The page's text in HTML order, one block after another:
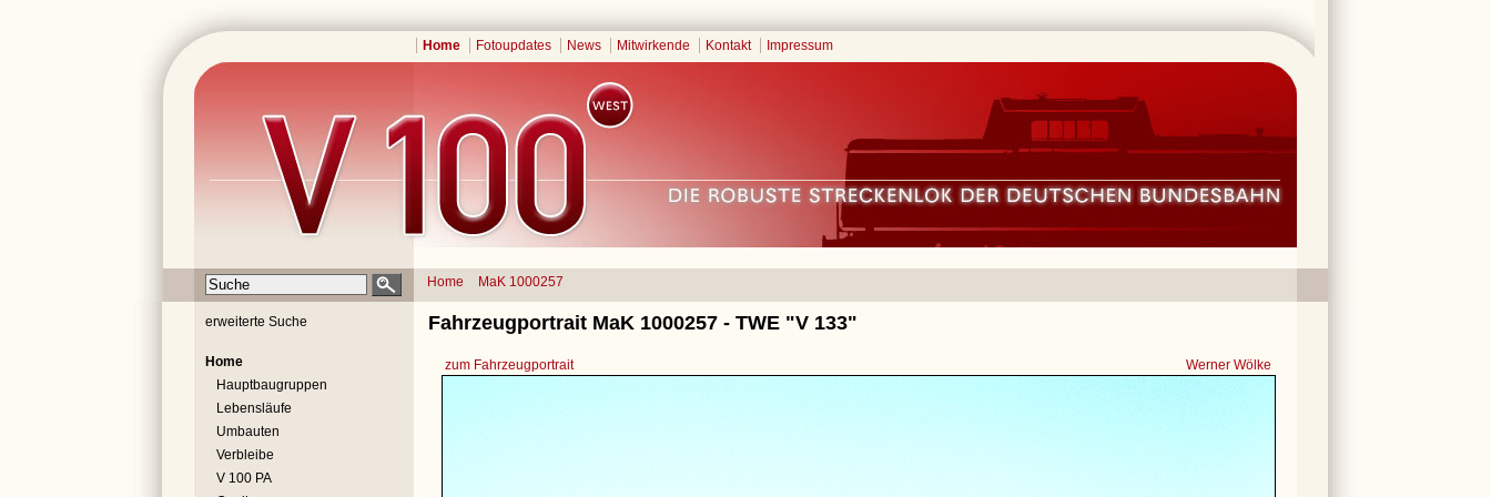
Home Fotoupdates News Mitwirkende Kontakt Impressum
Home MaK 1000257
erweiterte Suche
Home
Hauptbaugruppen
Lebensläufe
Umbauten
Verbleibe
V 100 PA
Fahrzeugportrait MaK 1000257 - TWE "V 133"
zum Fahrzeugportrait Werner Wölke